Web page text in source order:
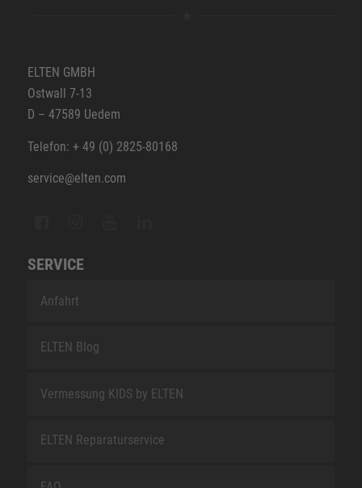
ELTEN GMBH
Ostwall 7-13
D – 47589 Uedem
Telefon: + 49 (0) 2825-80168
service@elten.com
SERVICE
Anfahrt
ELTEN Blog
Vermessung KIDS by ELTEN
ELTEN Reparaturservice